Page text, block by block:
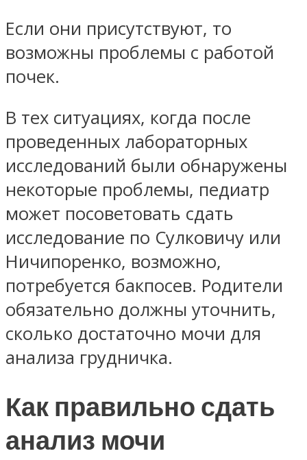
Если они присутствуют, то
возможны проблемы с работой
почек.
В тех ситуациях, когда после
проведенных лабораторных
исследований были обнаружены
некоторые проблемы, педиатр
может посоветовать сдать
исследование по Сулковичу или
Ничипоренко, возможно,
потребуется бакпосев. Родители
обязательно должны уточнить,
сколько достаточно мочи для
анализа грудничка.
Как правильно сдать
анализ мочи